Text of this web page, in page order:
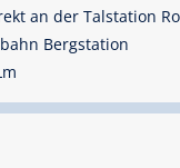
an der Talstation
Bergstation